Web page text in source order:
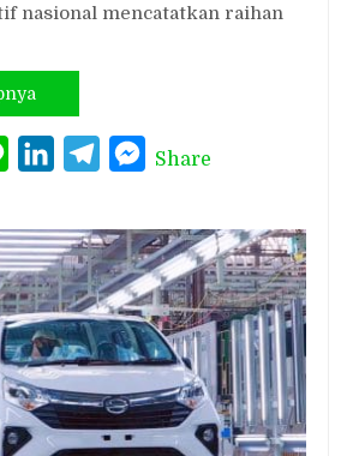
nasional mencatatkan raihan
Line LinkedInTelegramMessenger
Share